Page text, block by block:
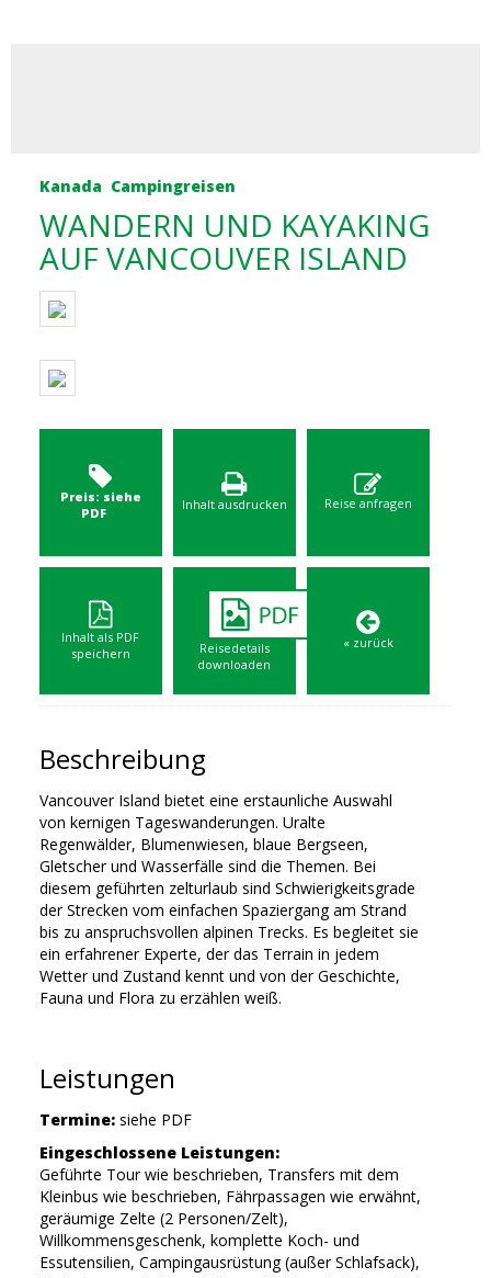
Kanada Campingreisen
WANDERN UND KAYAKING
AUF VANCOUVER ISLAND
Preis: siehe
PDF
Inhalt ausdrucken Reise anfragen
Inhalt als PDF
speichern
Reisedetails
downloaden
« zurück
Beschreibung
Vancouver Island bietet eine erstaunliche Auswahl
von kernigen Tageswanderungen. Uralte
Regenwälder, Blumenwiesen, blaue Bergseen,
Gletscher und Wasserfälle sind die Themen. Bei
diesem geführten zelturlaub sind Schwierigkeitsgrade
der Strecken vom einfachen Spaziergang am Strand
bis zu anspruchsvollen alpinen Trecks. Es begleitet sie
ein erfahrener Experte, der das Terrain in jedem
Wetter und Zustand kennt und von der Geschichte,
Fauna und Flora zu erzählen weiß.
Leistungen
Termine:siehe PDF
Eingeschlossene Leistungen:
Geführte Tour wie beschrieben, Transfers mit dem
Kleinbus wie beschrieben, Fährpassagen wie erwähnt,
geräumige Zelte (2 Personen/Zelt),
Willkommensgeschenk, komplette Koch- und
Essutensilien, Campingausrüstung (außer Schlafsack),